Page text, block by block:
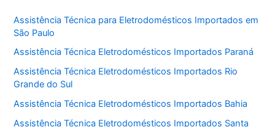
Assistência Técnica para Eletrodomésticos Importados em
São Paulo
Assistência Técnica Eletrodomésticos Importados Paraná
Assistência Técnica Eletrodomésticos Importados Rio
Grande do Sul
Assistência Técnica Eletrodomésticos Importados Bahia
Assistência Técnica Eletrodomésticos Importados Santa